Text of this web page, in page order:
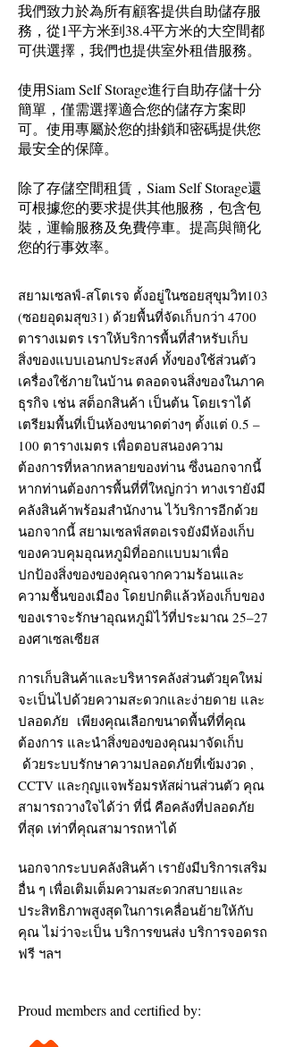
我們致力於為所有顧客提供自助儲存服
務，從1平方米到38.4平方米的大空間都
可供選擇，我們也提供室外租借服務。
使用Siam Self Storage進行自助存儲十分
簡單，僅需選擇適合您的儲存方案即
可。使用專屬於您的掛鎖和密碼提供您
最安全的保障。
除了存儲空間租賃，Siam Self Storage還
可根據您的要求提供其他服務，包含包
裝，運輸服務及免費停車。提高與簡化
您的行事效率。
สยามเซลฟ์-สโตเรจ ตั้งอยู่ในซอยสุขุมวิท103
(ซอยอุดมสุข31) ด้วยพื้นที่จัดเก็บกว่า 4700
ตารางเมตร เราให้บริการพื้นที่สำหรับเก็บ
สิ่งของแบบเอนกประสงค์ ทั้งของใช้ส่วนตัว
เครื่องใช้ภายในบ้าน ตลอดจนสิ่งของในภาค
ธุรกิจ เช่น สต็อกสินค้า เป็นต้น โดยเราได้
เตรียมพื้นที่เป็นห้องขนาดต่างๆ ตั้งแต่ 0.5 –
100 ตารางเมตร เพื่อตอบสนองความ
ต้องการที่หลากหลายของท่าน ซึ่งนอกจากนี้
หากท่านต้องการพื้นที่ที่ใหญ่กว่า ทางเรายังมี
คลังสินค้าพร้อมสำนักงาน ไว้บริการอีกด้วย
นอกจากนี้ สยามเซลฟ์สตอเรจยังมีห้องเก็บ
ของควบคุมอุณหภูมิที่ออกแบบมาเพื่อ
ปกป้องสิ่งของของคุณจากความร้อนและ
ความชื้นของเมือง โดยปกติแล้วห้องเก็บของ
ของเราจะรักษาอุณหภูมิไว้ที่ประมาณ 25–27
องศาเซลเซียส
การเก็บสินค้าและบริหารคลังส่วนตัวยุคใหม่
จะเป็นไปด้วยความสะดวกและง่ายดาย และ
ปลอดภัย เพียงคุณเลือกขนาดพื้นที่ที่คุณ
ต้องการ และนำสิ่งของของคุณมาจัดเก็บ
ด้วยระบบรักษาความปลอดภัยที่เข้มงวด ,
CCTV และกุญแจพร้อมรหัสผ่านส่วนตัว คุณ
สามารถวางใจได้ว่า ที่นี่ คือคลังที่ปลอดภัย
ที่สุด เท่าที่คุณสามารถหาได้
นอกจากระบบคลังสินค้า เรายังมีบริการเสริม
อื่น ๆ เพื่อเติมเต็มความสะดวกสบายและ
ประสิทธิภาพสูงสุดในการเคลื่อนย้ายให้กับ
คุณ ไม่ว่าจะเป็น บริการขนส่ง บริการจอดรถ
ฟรี ฯลฯ
Proud members and certified by: